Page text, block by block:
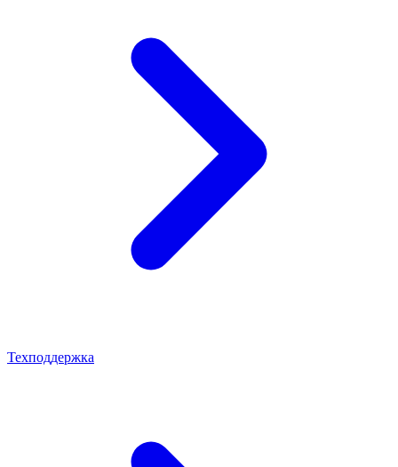
Техподдержка